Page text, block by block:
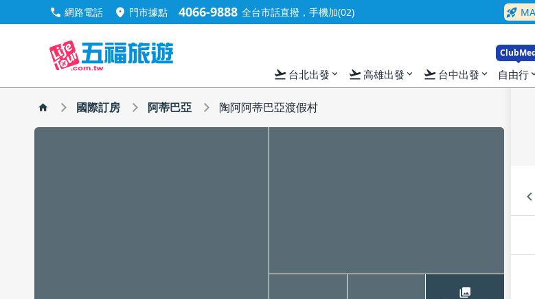
call 網路電話 location_on 門市據點 4066-9888 全台市話直撥，手機加(02) rocket_launch
flight_takeoff 台北出發 expand_more flight_takeoff高雄出發 expand_more flight_takeoff 台中出發 expand_more 自由行
國際訂房 阿蒂巴亞 陶阿阿蒂巴亞渡假村